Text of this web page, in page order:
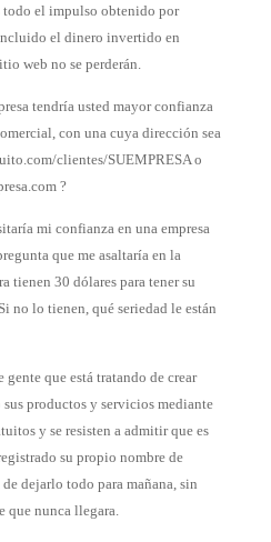
todo el impulso obtenido por
el dinero invertido en
web no se perderán.
tendría usted mayor confianza
con una cuya dirección sea
clientes/SUEMPRESA o
?
mi confianza en una empresa
que me asaltaría en la
tienen 30 dólares para tener su
no lo tienen, qué seriedad le están
que está tratando de crear
productos y servicios mediante
y se resisten a admitir que es
su propio nombre de
dejarlo todo para mañana, sin
que nunca llegara.